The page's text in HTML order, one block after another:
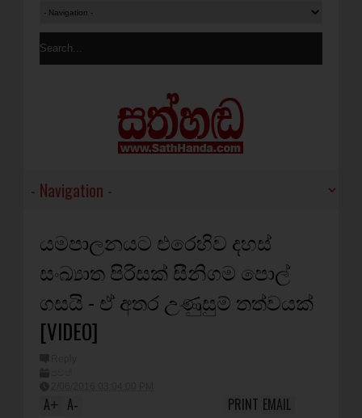
යමපාලනයට එරෙහිව දහස්
සංඛ්‍යාත පිරිසක් සීනිගම පොල්
ගසයි - ඒ අතර උණුසුම් තත්වයක්
[VIDEO]
A+ A- EMAIL
PRINT